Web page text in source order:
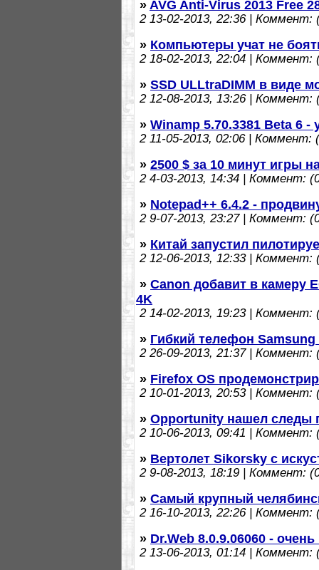
» AVG Anti-Virus 2013 Free
213-02-2013, 22:36 | Коммент:
» Компьютеры учат не
218-02-2013, 22:04 | Коммент:
» SSD ULLtraDIMM в виде
212-08-2013, 13:26 | Коммент:
» Winamp 5.70.3381 Beta 6
211-05-2013, 02:06 | Коммент:
» 2500 $ за 10 минут игры
24-03-2013, 14:34 | Коммент:
» Notepad++ 6.4.2 -
29-07-2013, 23:27 | Коммент:
» Китай запустил
212-06-2013, 12:33 | Коммент:
» Canon добавит в камеру
4K
214-02-2013, 19:23 | Коммент:
» Гибкий телефон
226-09-2013, 21:37 | Коммент:
» Firefox OS
210-01-2013, 20:53 | Коммент:
» Opportunity нашел следы
210-06-2013, 09:41 | Коммент:
» Вертолет Sikorsky с
29-08-2013, 18:19 | Коммент:
» Самый крупный
216-10-2013, 22:26 | Коммент:
» Dr.Web 8.0.9.06060 -
213-06-2013, 01:14 | Коммент: